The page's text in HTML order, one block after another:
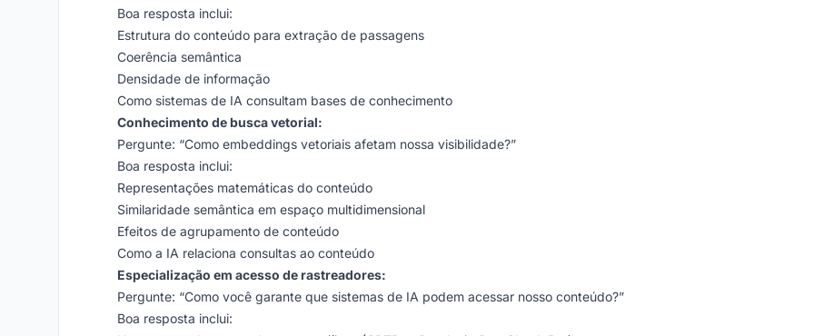
Boa resposta inclui:
Estrutura do conteúdo para extração de passagens
Coerência semântica
Densidade de informação
Como sistemas de IA consultam bases de conhecimento
Conhecimento de busca vetorial:
Pergunte: “Como embeddings vetoriais afetam nossa visibilidade?”
Boa resposta inclui:
Representações matemáticas do conteúdo
Similaridade semântica em espaço multidimensional
Efeitos de agrupamento de conteúdo
Como a IA relaciona consultas ao conteúdo
Especialização em acesso de rastreadores:
Pergunte: “Como você garante que sistemas de IA podem acessar nosso conteúdo?”
Boa resposta inclui: